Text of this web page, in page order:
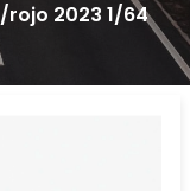
rojo 2023 1/64